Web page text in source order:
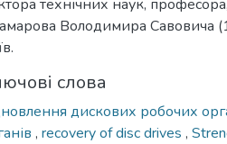
технічних наук,
Володимира Савовича
слова
дискових робочих
, recovery of disc drives ,